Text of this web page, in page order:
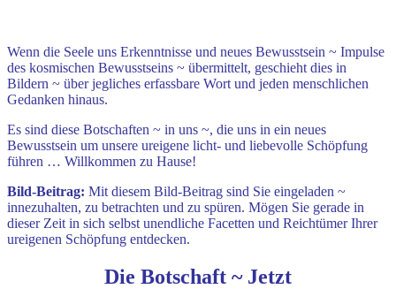
Wenn die Seele uns Erkenntnisse und neues Bewusstsein ~ Impulse
des kosmischen Bewusstseins ~ übermittelt, geschieht dies in
Bildern ~ über jegliches erfassbare Wort und jeden menschlichen
Gedanken hinaus.
Es sind diese Botschaften ~ in uns ~, die uns in ein neues
Bewusstsein um unsere ureigene licht- und liebevolle Schöpfung
führen … Willkommen zu Hause!
Bild-Beitrag: Mit diesem Bild-Beitrag sind Sie eingeladen ~
innezuhalten, zu betrachten und zu spüren. Mögen Sie gerade in
dieser Zeit in sich selbst unendliche Facetten und Reichtümer Ihrer
ureigenen Schöpfung entdecken.
Die Botschaft ~ Jetzt